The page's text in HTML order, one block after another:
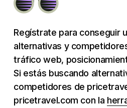
Regístrate para conseguir
alternativas y
tráfico web,
Si estás buscando
competidores de
pricetravel.com con la